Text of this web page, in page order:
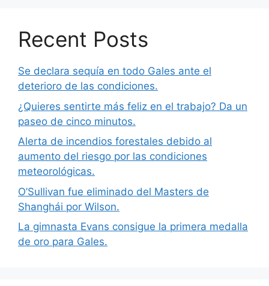
Recent Posts
Se declara sequía en todo Gales ante el
deterioro de las condiciones.
¿Quieres sentirte más feliz en el trabajo? Da un
paseo de cinco minutos.
Alerta de incendios forestales debido al
aumento del riesgo por las condiciones
meteorológicas.
O’Sullivan fue eliminado del Masters de
Shanghái por Wilson.
La gimnasta Evans consigue la primera medalla
de oro para Gales.